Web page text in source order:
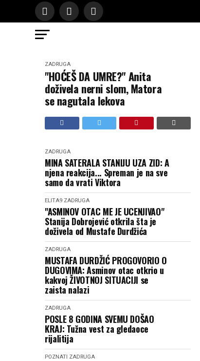
ZADRUGA
"HOĆEŠ DA UMRE?" Anita
doživela nerni slom, Matora
se nagutala lekova
ZADRUGA
MINA SATERALA STANIJU UZA ZID: A
njena reakcija... Spreman je na sve
samo da vrati Viktora
ELITA9 ZADRUGA
"ASMINOV OTAC ME JE UCENJIVAO"
Stanija Dobrojević otkrila šta je
doživela od Mustafe Durdžića
ZADRUGA
MUSTAFA DURDŽIĆ PROGOVORIO O
DUGOVIMA: Asminov otac otkrio u
kakvoj ŽIVOTNOJ SITUACIJI se
zaista nalazi
ZADRUGA
POSLE 8 GODINA SVEMU DOŠAO
KRAJ: Tužna vest za gledaoce
rijalitija
POZNATI ZADRUGA